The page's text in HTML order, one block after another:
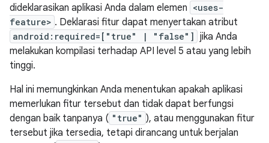
dideklarasikan aplikasi Anda dalam elemen <uses-
feature> . Deklarasi fitur dapat menyertakan atribut
android:required=["true" | "false"] jika Anda
melakukan kompilasi terhadap API level 5 atau yang lebih
tinggi.
Hal ini memungkinkan Anda menentukan apakah aplikasi
memerlukan fitur tersebut dan tidak dapat berfungsi
dengan baik tanpanya ( "true" ), atau menggunakan fitur
tersebut jika tersedia, tetapi dirancang untuk berjalan